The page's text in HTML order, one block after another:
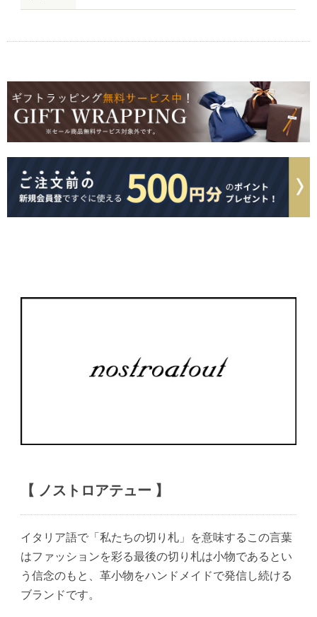
【 ノストロアテュー 】
イタリア語で「私たちの切り札」を意味するこの言葉
はファッションを彩る最後の切り札は小物であるとい
う信念のもと、革小物をハンドメイドで発信し続ける
ブランドです。